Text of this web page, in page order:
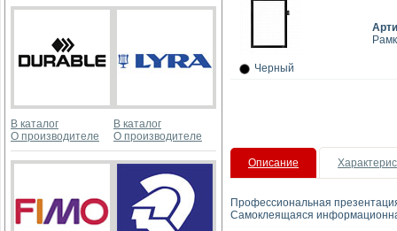
В каталог
О производителе
В каталог
О производителе
Черный
Описание
Профессиональная
Самоклеящаяся